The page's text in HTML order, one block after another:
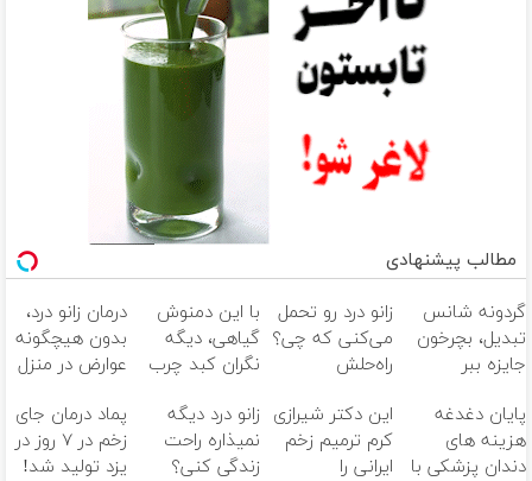
مطالب پیشنهادی
گردونه شانس
تبدیل، بچرخون
جایزه ببر
زانو درد رو تحمل
می‌کنی که چی؟
راه‌حلش
با این دمنوش
گیاهی، دیگه
نگران کبد چرب
درمان زانو درد،
بدون هیچگونه
عوارض در منزل
پایان دغدغه
هزینه های
دندان پزشکی با
این دکتر شیرازی
کرم ترمیم زخم
ایرانی را
زانو درد دیگه
نمیذاره راحت
زندگی کنی؟
پماد درمان جای
زخم در ۷ روز در
یزد تولید شد!